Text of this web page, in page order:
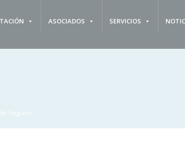
ASOCIADOS SERVICIOS
Seguros